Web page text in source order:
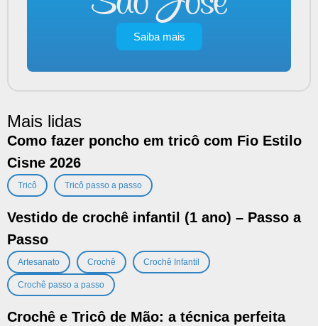
Saiba mais
Mais lidas
Como fazer poncho em tricô com Fio Estilo
Cisne 2026
Tricô Tricô passo a passo
Vestido de crochê infantil (1 ano) – Passo a
Passo
Artesanato Crochê Crochê Infantil
Crochê passo a passo
Crochê e Tricô de Mão: a técnica perfeita